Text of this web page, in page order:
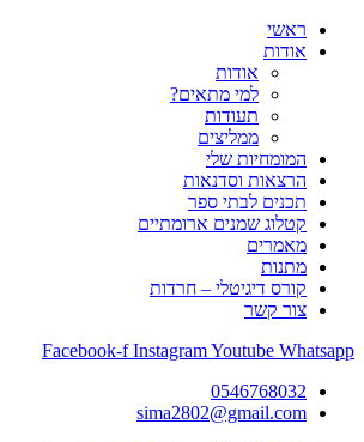
ראשי
אודות
אודות
למי מתאים?
תעודות
ממליצים
המומחיות שלי
הרצאות וסדנאות
תכנים לבתי ספר
קטלוג שמנים ארומתיים
מאמרים
מתנות
קורס דיגיטלי – חרדות
צור קשר
Facebook-f InstagramYoutube Whatsapp
0546768032
sima2802@gmail.com